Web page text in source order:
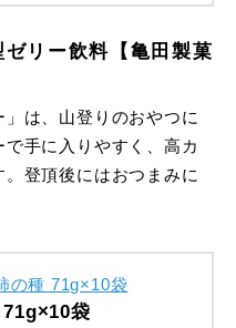
リー飲料【亀田製菓
は、山登りのおやつに
手に入りやすく、高カ
登頂後にはおつまみに
袋